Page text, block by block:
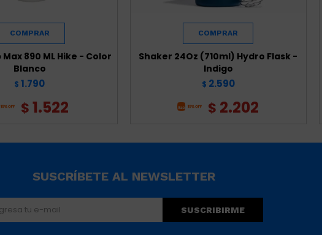
890 ML Hike - Color
Blanco
$ 1.790
$ 1.522
Shaker 24Oz (710ml) Hydro Flask -
Indigo
$ 2.590
$ 2.202
SUSCRÍBETE AL NEWSLETTER
SUSCRIBIRME